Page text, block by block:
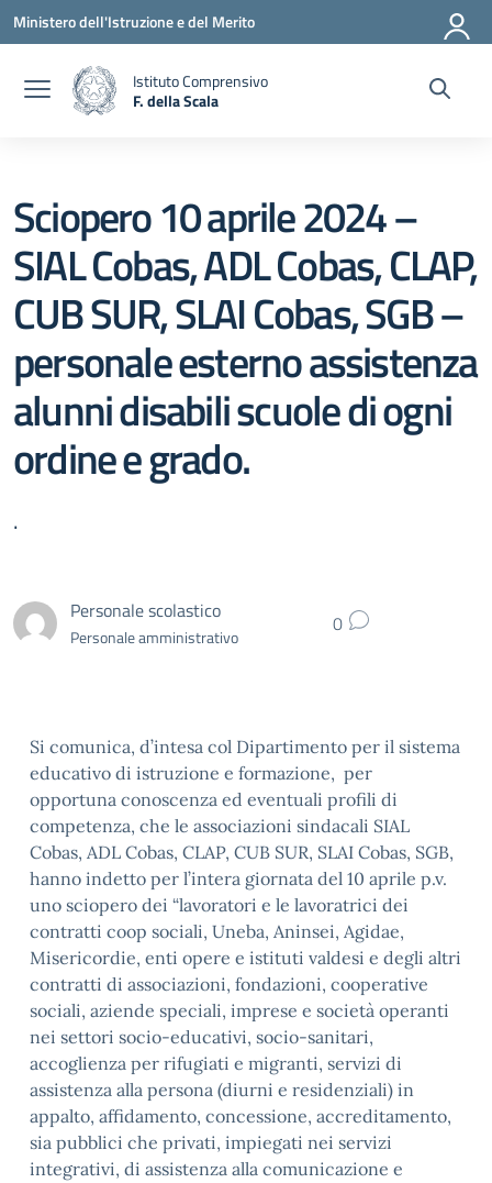
Vai ai contenuti
Vai al menu di navigazione
Vai al footer
Ministero dell'Istruzione e del Merito
Istituto Comprensivo
F. della Scala
Sciopero 10 aprile 2024 –
SIAL Cobas, ADL Cobas, CLAP,
CUB SUR, SLAI Cobas, SGB –
personale esterno assistenza
alunni disabili scuole di ogni
ordine e grado.
.
Personale scolastico
Personale amministrativo 0
Si comunica, d’intesa col Dipartimento per il sistema
educativo di istruzione e formazione, per
opportuna conoscenza ed eventuali profili di
competenza, che le associazioni sindacali SIAL
Cobas, ADL Cobas, CLAP, CUB SUR, SLAI Cobas, SGB,
hanno indetto per l’intera giornata del 10 aprile p.v.
uno sciopero dei “lavoratori e le lavoratrici dei
contratti coop sociali, Uneba, Aninsei, Agidae,
Misericordie, enti opere e istituti valdesi e degli altri
contratti di associazioni, fondazioni, cooperative
sociali, aziende speciali, imprese e società operanti
nei settori socio-educativi, socio-sanitari,
accoglienza per rifugiati e migranti, servizi di
assistenza alla persona (diurni e residenziali) in
appalto, affidamento, concessione, accreditamento,
sia pubblici che privati, impiegati nei servizi
integrativi, di assistenza alla comunicazione e